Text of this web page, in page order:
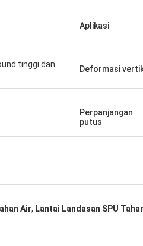
Aplikasi
tinggi dan
Deformasi
Perpanjangan
putus
Air, Lantai Landasan SPU